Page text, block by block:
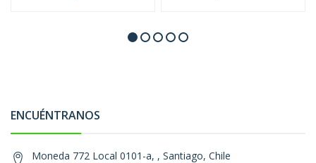
ENCUÉNTRANOS
Moneda 772 Local 0101-a, , Santiago, Chile